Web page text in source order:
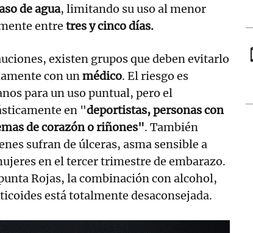
de agua, limitando su uso al menor
entre tres y cinco días.
existen grupos que deben evitarlo
con unmédico. El riesgo es
para un uso puntual, pero el
en "deportistas, personas con
de corazón o riñones". También
sufran de úlceras, asma sensible a
en el tercer trimestre de embarazo.
Rojas, la combinación con alcohol,
está totalmente desaconsejada.